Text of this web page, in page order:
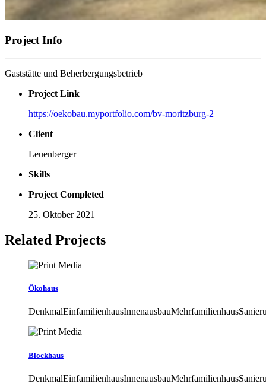
Project Info
Gaststätte und Beherbergungsbetrieb
Project Link
https://oekobau.myportfolio.com/bv-moritzburg-2
Client
Leuenberger
Skills
Project Completed
25. Oktober 2021
Related Projects
Ökohaus
Blockhaus